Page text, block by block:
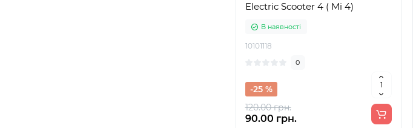
Electric Scooter 4 ( Mi 4)
В наявності
10101118
0
120.00 грн.
-25 %
90.00 грн.